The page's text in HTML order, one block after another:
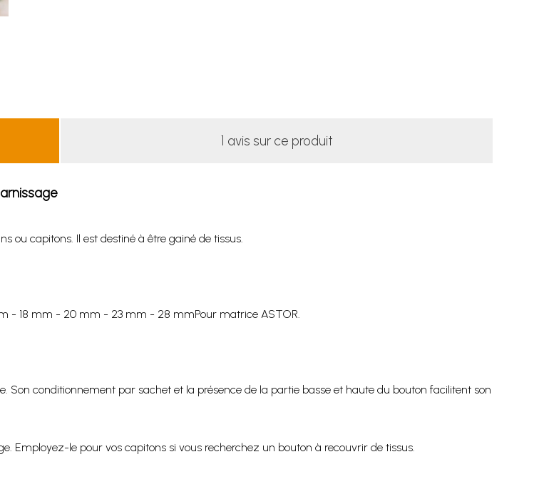
1 avis sur ce produit
ou capitons. Il est destiné à être gainé de tissus.
- 18 mm - 20 mm - 23 mm - 28 mmPour matrice ASTOR.
Son conditionnement par sachet et la présence de la partie basse et haute du bouton facilitent son
Employez-le pour vos capitons si vous recherchez un bouton à recouvrir de tissus.